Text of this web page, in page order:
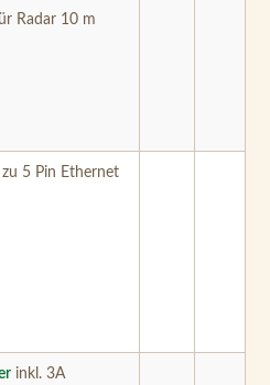
Radar 10 m
5 Pin Ethernet
inkl. 3A